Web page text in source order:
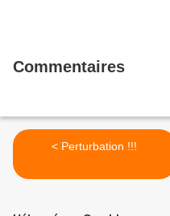
Commentaires
< Perturbation !!!